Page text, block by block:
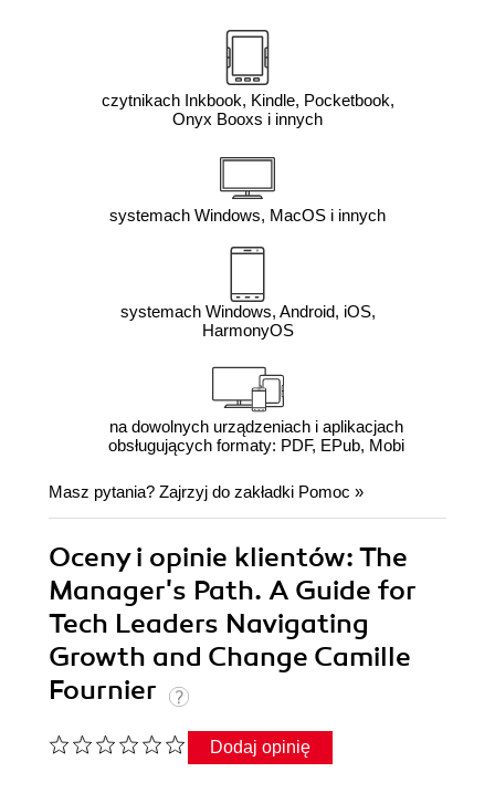
czytnikach Inkbook, Kindle, Pocketbook,
Onyx Booxs i innych
systemach Windows, MacOS i innych
systemach Windows, Android, iOS,
HarmonyOS
na dowolnych urządzeniach i aplikacjach
obsługujących formaty: PDF, EPub, Mobi
Masz pytania? Zajrzyj do zakładki Pomoc »
Oceny i opinie klientów: The
Manager's Path. A Guide for
Tech Leaders Navigating
Growth and Change Camille
Fournier
Dodaj opinię